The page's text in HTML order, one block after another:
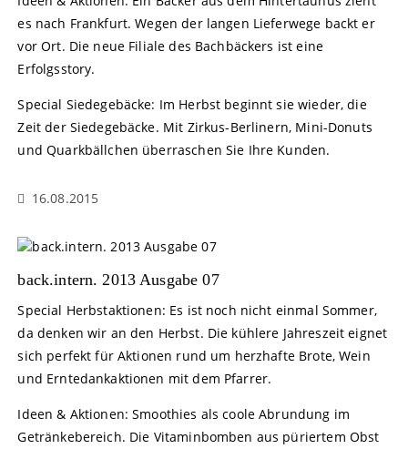
es nach Frankfurt. Wegen der langen Lieferwege backt er
vor Ort. Die neue Filiale des Bachbäckers ist eine
Erfolgsstory.
Special Siedegebäcke: Im Herbst beginnt sie wieder, die
Zeit der Siedegebäcke. Mit Zirkus-Berlinern, Mini-Donuts
und Quarkbällchen überraschen Sie Ihre Kunden.
16.08.2015
back.intern. 2013 Ausgabe 07
Special Herbstaktionen: Es ist noch nicht einmal Sommer,
da denken wir an den Herbst. Die kühlere Jahreszeit eignet
sich perfekt für Aktionen rund um herzhafte Brote, Wein
und Erntedankaktionen mit dem Pfarrer.
Ideen & Aktionen: Smoothies als coole Abrundung im
Getränkebereich. Die Vitaminbomben aus püriertem Obst